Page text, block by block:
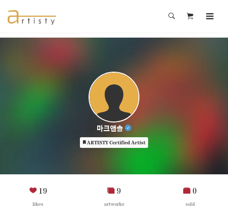
마크앤솔
ARTISTY Certified Artist
19
likes
9
artworks
0
sold